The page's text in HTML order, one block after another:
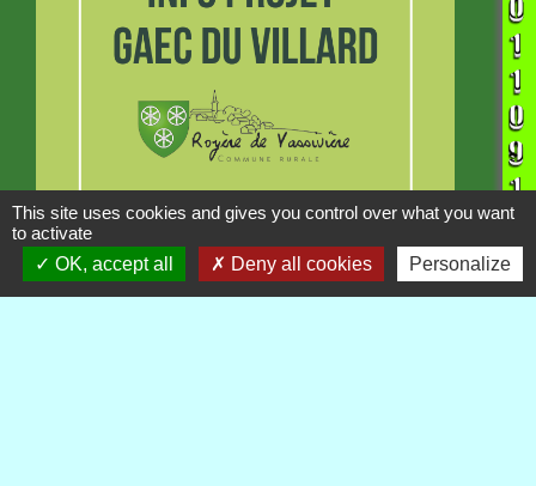
INFORMATION
Projet GAEC du Villard
This site uses cookies and gives you control over what you want
to activate
OK, accept all
Deny all cookies Personalize